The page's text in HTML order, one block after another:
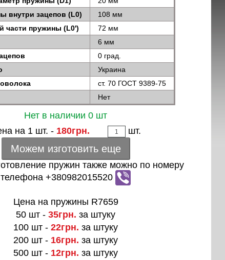
внутри зацепов (L0)
108 мм
части пружины (L0')
72 мм
6 мм
0 град.
Украина
ст. 70 ГОСТ 9389-75
Нет
Нет в наличии 0 шт
на 1 шт. - 180грн. шт.
Можем изготовить еще
пружин также можно по номеру
телефона +380982015520
Цена на пружины R7659
50 шт -35грн. за штуку
100 шт -22грн. за штуку
200 шт - 16грн. за штуку
500 шт - 12грн. за штуку